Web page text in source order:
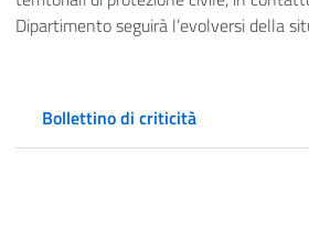
Dipartimento seguirà l’evolversi della
Bollettino di criticità